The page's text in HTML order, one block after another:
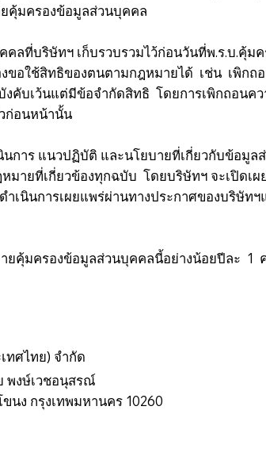
คุ้มครองข้อมูลส่วนบุคคล
คลที่บริษัทฯ เก็บรวบรวมไว้ก่อนวันที่พ.ร.บ.คุ้
ขอใช้สิทธิของตนตามกฎหมายได้ เช่น เพิ
คับเว้นแต่มีข้อจำกัดสิทธิ โดยการเพิกถอนค
ก่อนหน้านั้น
นินการ แนวปฏิบัติ และนโยบายที่เกี่ยวกับข้อมูล
ายที่เกี่ยวข้องทุกฉบับ โดยบริษัทฯ จะเปิด
เนินการเผยแพร่ผ่านทางประกาศของบริษัทฯ
ยคุ้มครองข้อมูลส่วนบุคคลนี้อย่างน้อยปีละ 1
ทศไทย) จำกัด
พงษ์เวชอนุสรณ์
นง กรุงเทพมหานคร 10260